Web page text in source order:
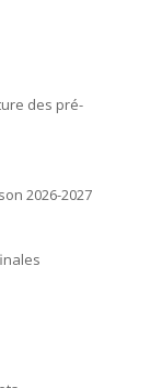
des pré-
2026-2027